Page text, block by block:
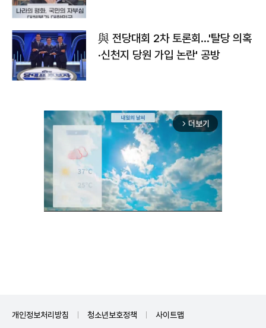
與 전당대회 2차 토론회…'탈당 의혹
·신천지 당원 가입 논란' 공방
arrow_forward_ios 더보기
개인정보처리방침 청소년보호정책 사이트맵